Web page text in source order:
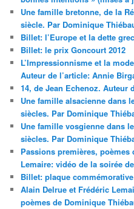
Une famille bretonne, de la
siècle. Par Dominique
Billet: l’Europe et la dette
Billet: le prix Goncourt 2012
L’Impressionnisme et la
Auteur de l’article: Annie
14, de Jean Echenoz. Auteur
Une famille alsacienne dans
siècles. Par Dominique
Une famille vosgienne dans
siècles. Par Dominique
Passions premières,
Lemaire: vidéo de la soirée
Billet: plaque commémorative
Alain Delrue et Frédéric
poèmes de Dominique